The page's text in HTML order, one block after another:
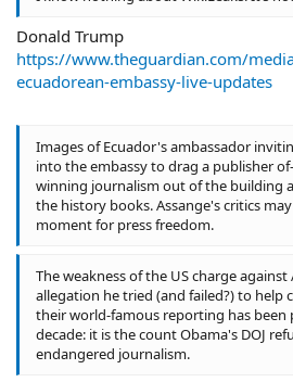
Donald Trump
https://www.theguardian.com/
ecuadorean-embassy-live-updates
Images of Ecuador's ambassador
into the embassy to drag a publisher
winning journalism out of the building
the history books. Assange's critics
moment for press freedom.
The weakness of the US charge against
allegation he tried (and failed?) to help
their world-famous reporting has been
decade: it is the count Obama's DOJ
endangered journalism.